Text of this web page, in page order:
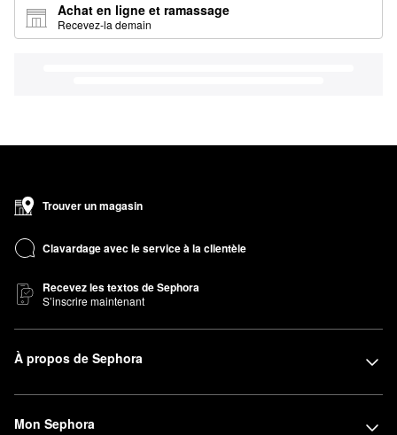
Achat en ligne et ramassage
Recevez-la demain
Trouver un magasin
Clavardage avec le service à la clientèle
Recevez les textos de Sephora
S’inscrire maintenant
À propos de Sephora
Mon Sephora